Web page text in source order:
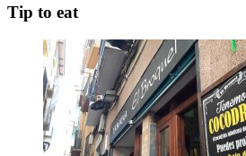
Tip to eat